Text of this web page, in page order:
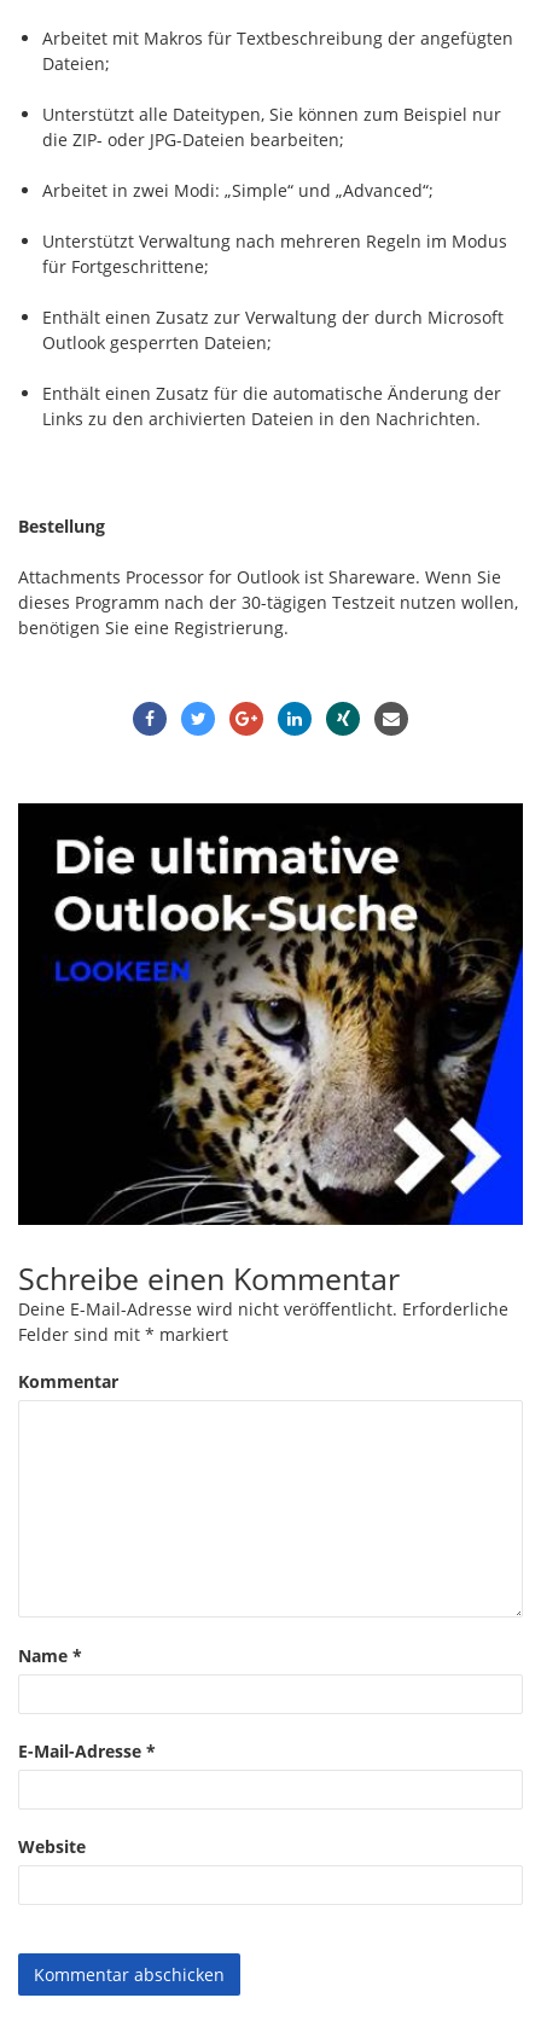
Arbeitet mit Makros für Textbeschreibung der angefügten
Dateien;
Unterstützt alle Dateitypen, Sie können zum Beispiel nur
die ZIP- oder JPG-Dateien bearbeiten;
Arbeitet in zwei Modi: „Simple“ und „Advanced“;
Unterstützt Verwaltung nach mehreren Regeln im Modus
für Fortgeschrittene;
Enthält einen Zusatz zur Verwaltung der durch Microsoft
Outlook gesperrten Dateien;
Enthält einen Zusatz für die automatische Änderung der
Links zu den archivierten Dateien in den Nachrichten.
Bestellung
Attachments Processor for Outlook ist Shareware. Wenn Sie
dieses Programm nach der 30-tägigen Testzeit nutzen wollen,
benötigen Sie eine Registrierung.
Schreibe einen Kommentar
Deine E-Mail-Adresse wird nicht veröffentlicht. Erforderliche
Felder sind mit * markiert
Kommentar
Name *
E-Mail-Adresse *
Website